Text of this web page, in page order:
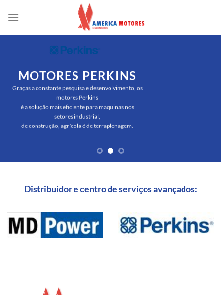
MOTORES PERKINS
Graças a constante pesquisa e desenvolvimento, os
motores Perkins
é a solução mais eficiente para maquinas nos
setores industrial,
de construção, agrícola é de terraplenagem.
Distribuidor e centro de serviços avançados: